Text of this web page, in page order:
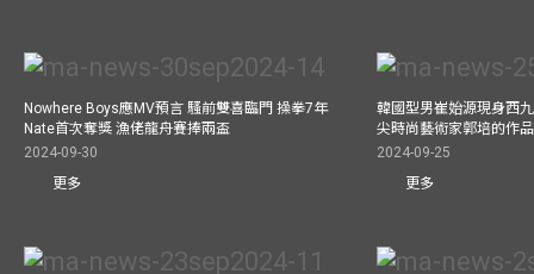
Nowhere Boys應MV預言 騷前雙喜臨門 操拳7年
Nate首次奪獎 漁佬龍舟賽捧兩盃
2024-09-30
更多
韓國型男崔始源現身西
尖時尚藝術家郭培的作
2024-09-25
更多